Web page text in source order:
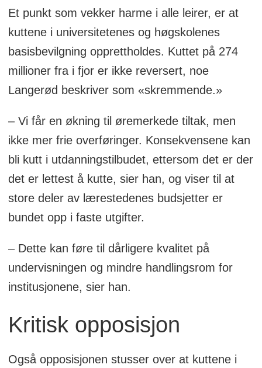
Et punkt som vekker harme i alle leirer, er at
kuttene i universitetenes og høgskolenes
basisbevilgning opprettholdes. Kuttet på 274
millioner fra i fjor er ikke reversert, noe
Langerød beskriver som «skremmende.»
– Vi får en økning til øremerkede tiltak, men
ikke mer frie overføringer. Konsekvensene kan
bli kutt i utdanningstilbudet, ettersom det er der
det er lettest å kutte, sier han, og viser til at
store deler av lærestedenes budsjetter er
bundet opp i faste utgifter.
– Dette kan føre til dårligere kvalitet på
undervisningen og mindre handlingsrom for
institusjonene, sier han.
Kritisk opposisjon
Også opposisjonen stusser over at kuttene i